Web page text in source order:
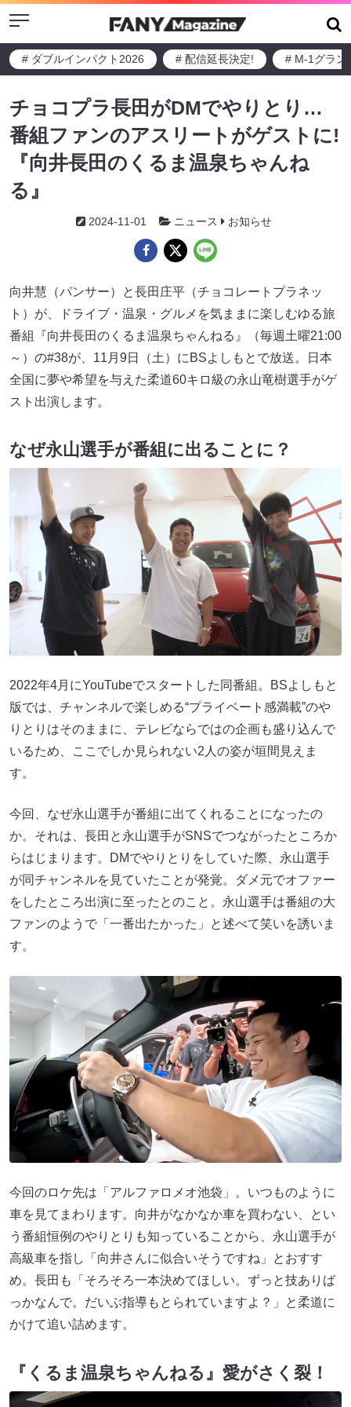
Menu
# ダブルインパクト2026 # 配信延長決定! # M-1グラン
チョコプラ長田がDMでやりとり…
番組ファンのアスリートがゲストに!
『向井長田のくるま温泉ちゃんね
る』
2024-11-01 ニュース お知らせ
向井慧（パンサー）と長田庄平（チョコレートプラネッ
ト）が、ドライブ・温泉・グルメを気ままに楽しむゆる旅
番組『向井長田のくるま温泉ちゃんねる』（毎週土曜21:00
～）の#38が、11月9日（土）にBSよしもとで放送。日本
全国に夢や希望を与えた柔道60キロ級の永山竜樹選手がゲ
スト出演します。
なぜ永山選手が番組に出ることに？
2022年4月にYouTubeでスタートした同番組。BSよしもと
版では、チャンネルで楽しめる“プライベート感満載”のや
りとりはそのままに、テレビならではの企画も盛り込んで
いるため、ここでしか見られない2人の姿が垣間見えま
す。
今回、なぜ永山選手が番組に出てくれることになったの
か。それは、長田と永山選手がSNSでつながったところか
らはじまります。DMでやりとりをしていた際、永山選手
が同チャンネルを見ていたことが発覚。ダメ元でオファー
をしたところ出演に至ったとのこと。永山選手は番組の大
ファンのようで「一番出たかった」と述べて笑いを誘いま
す。
今回のロケ先は「アルファロメオ池袋」。いつものように
車を見てまわります。向井がなかなか車を買わない、とい
う番組恒例のやりとりも知っていることから、永山選手が
高級車を指し「向井さんに似合いそうですね」とおすす
め。長田も「そろそろ一本決めてほしい。ずっと技ありば
っかなんで。だいぶ指導もとられていますよ？」と柔道に
かけて追い詰めます。
『くるま温泉ちゃんねる』愛がさく裂！